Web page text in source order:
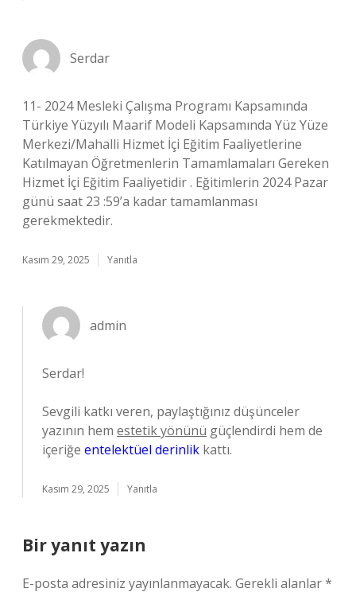
Serdar
11- 2024 Mesleki Çalışma Programı Kapsamında
Türkiye Yüzyılı Maarif Modeli Kapsamında Yüz Yüze
Merkezi/Mahalli Hizmet İçi Eğitim Faaliyetlerine
Katılmayan Öğretmenlerin Tamamlamaları Gereken
Hizmet İçi Eğitim Faaliyetidir . Eğitimlerin 2024 Pazar
günü saat 23 :59’a kadar tamamlanması
gerekmektedir.
Kasım 29, 2025 Yanıtla
admin
Serdar!
Sevgili katkı veren, paylaştığınız düşünceler
yazının hem estetik yönünü güçlendirdi hem de
içeriğe entelektüel derinlik kattı.
Kasım 29, 2025 Yanıtla
Bir yanıt yazın
E-posta adresiniz yayınlanmayacak. Gerekli alanlar*